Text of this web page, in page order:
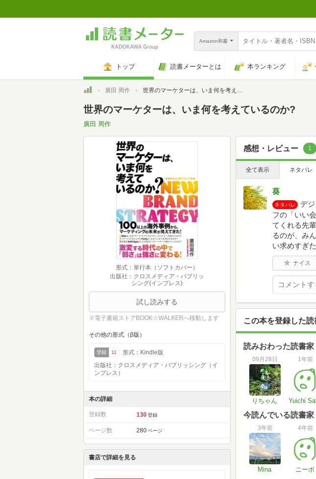
Amazon和書
トップ 読書メーターとは 本ランキング
トップ廣田 周作 世界のマーケターは、いま何を考えているのか?
世界のマーケターは、いま何を考えているのか?
廣田 周作
形式：単行本（ソフトカバー）
出版社：クロスメディア・パブリッ
シング(インプレス)
試し読みする
※電子書籍ストアBOOK☆WALKERへ移動します
その他の形式（β版）
登録 11
形式：Kindle版
出版社：クロスメディア・パブリッシング（イ
ンプレス）
本の詳細
登録数 130 登録
ページ数 280 ページ
書店で詳細を見る
感想・レビュー 1
全て表示 ネタバレ
葵
ネタバレ
デ
フの「いい
てくれる先
るのが、み
い求めすぎ
ナイス
この本を登録した読
読みおわった読書家
09月28日
りちゃん
1年前
Yuichi
今読んでいる読書家
3年前
Mina
4年前
ニーボ